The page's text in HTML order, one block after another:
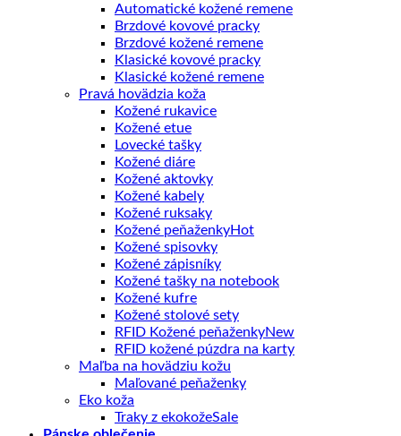
Automatické kožené remene
Brzdové kovové pracky
Brzdové kožené remene
Klasické kovové pracky
Klasické kožené remene
Pravá hovädzia koža
Kožené rukavice
Kožené etue
Lovecké tašky
Kožené diáre
Kožené aktovky
Kožené kabely
Kožené ruksaky
Kožené peňaženky
Kožené spisovky
Kožené zápisníky
Kožené tašky na notebook
Kožené kufre
Kožené stolové sety
RFID Kožené peňaženky
RFID kožené púzdra na karty
Maľba na hovädziu kožu
Maľované peňaženky
Eko koža
Traky z ekokože